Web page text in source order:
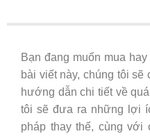
Bạn đang muốn mua
bài viết này, chúng tôi sẽ
hướng dẫn chi tiết về
tôi sẽ đưa ra những lợi
pháp thay thế, cùng